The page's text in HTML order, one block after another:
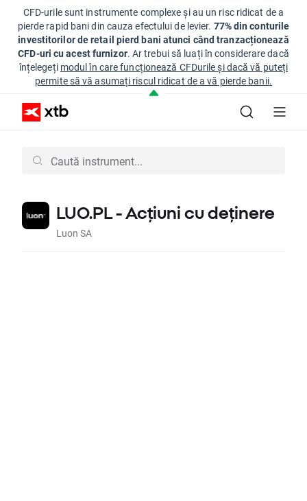
CFD-urile sunt instrumente complexe și au un risc ridicat de a
pierde rapid bani din cauza efectului de levier. 77% din conturile
investitorilor de retail pierd bani atunci când tranzacționează
CFD-uri cu acest furnizor. Ar trebui să luați în considerare dacă
înțelegeți modul în care funcționează CFDurile și dacă vă puteți
permite să vă asumați riscul ridicat de a vă pierde banii.
LUO.PL - Acțiuni cu deținere
Luon SA